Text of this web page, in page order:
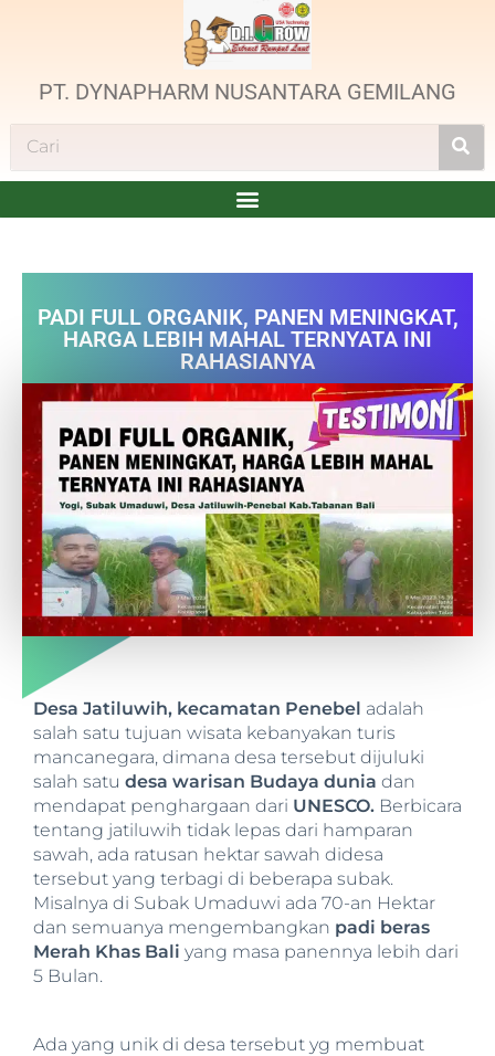
PT. DYNAPHARM NUSANTARA GEMILANG
PADI FULL ORGANIK, PANEN MENINGKAT,
HARGA LEBIH MAHAL TERNYATA INI
RAHASIANYA
Desa Jatiluwih, kecamatan Penebel adalah
salah satu tujuan wisata kebanyakan turis
mancanegara, dimana desa tersebut dijuluki
salah satu desa warisan Budaya dunia dan
mendapat penghargaan dari UNESCO. Berbicara
tentang jatiluwih tidak lepas dari hamparan
sawah, ada ratusan hektar sawah didesa
tersebut yang terbagi di beberapa subak.
Misalnya di Subak Umaduwi ada 70-an Hektar
dan semuanya mengembangkan padi beras
Merah Khas Bali yang masa panennya lebih dari
5 Bulan.
Ada yang unik di desa tersebut yg membuat